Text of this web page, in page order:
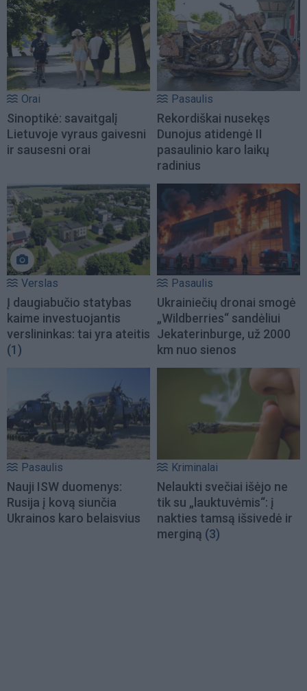
Orai
Sinoptikė: savaitgalį
Lietuvoje vyraus gaivesni
ir sausesni orai
Pasaulis
Rekordiškai nusekęs
Dunojus atidengė II
pasaulinio karo laikų
radinius
Verslas
Į daugiabučio statybas
kaime investuojantis
verslininkas: tai yra ateitis
(1)
Pasaulis
Ukrainiečių dronai smogė
„Wildberries“ sandėliui
Jekaterinburge, už 2000
km nuo sienos
Pasaulis
Nauji ISW duomenys:
Rusija į kovą siunčia
Ukrainos karo belaisvius
Kriminalai
Nelaukti svečiai išėjo ne
tik su „lauktuvėmis“: į
nakties tamsą išsivedė ir
merginą (3)